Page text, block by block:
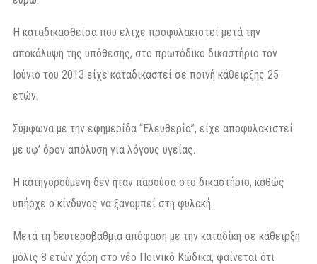
Η καταδικασθείσα που ελιχε προφυλακιστεί μετά την
αποκάλυψη της υπόθεσης, στο πρωτόδικο δικαστήριο τον
Ιούνιο του 2013 είχε καταδικαστεί σε ποινή κάθειρξης 25
ετών.
Σύμφωνα με την εφημερίδα “Ελευθερία”, είχε αποφυλακιστεί
με υφ’ όρον απόλυση για λόγους υγείας.
Η κατηγορούμενη δεν ήταν παρούσα στο δικαστήριο, καθώς
υπήρχε ο κίνδυνος να ξαναμπεί στη φυλακή.
Μετά τη δευτεροβάθμια απόφαση με την καταδίκη σε κάθειρξη
μόλις 8 ετών χάρη στο νέο Ποινικό Κώδικα, φαίνεται ότι